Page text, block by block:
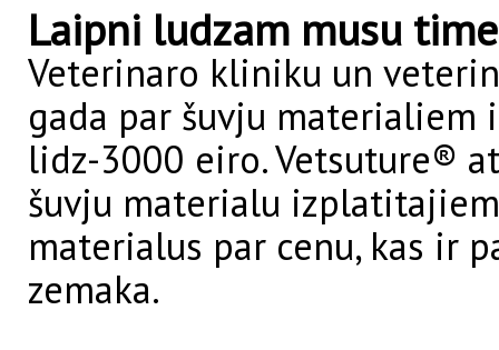
Laipni ludzam musu
Veterinaro kliniku un
gada par šuvju materialiem
lidz-3000 eiro. Vetsuture®
šuvju materialu
materialus par cenu, kas ir
zemaka.